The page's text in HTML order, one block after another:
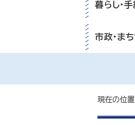
暮らし・
市政・ま
現在の位置